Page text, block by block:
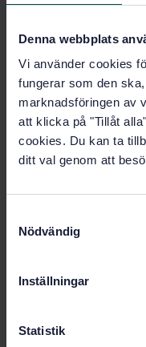
Denna webbplats
Vi använder cookies
fungerar som den
marknadsföringen av
att klicka på "Tillåt
cookies. Du kan ta
ditt val genom att
Nödvändig
Inställningar
Statistik
Naturgas -
6570:2001)
PDF
Språk: Engelska
Internationell titel: